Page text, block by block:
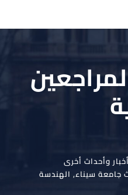
أخبار وأحداث أخرى
جامعة سيناء, الهندسة